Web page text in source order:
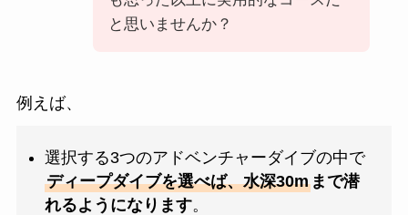
と思いませんか？
例えば、
選択する3つのアドベンチャーダイブの中で
ディープダイブを選べば、水深30m まで潜
れるようになります。